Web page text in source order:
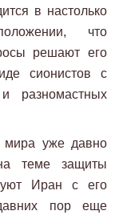
в настолько
что
решают его
сионистов с
разномастных
мира уже давно
теме защиты
Иран с его
пор еще